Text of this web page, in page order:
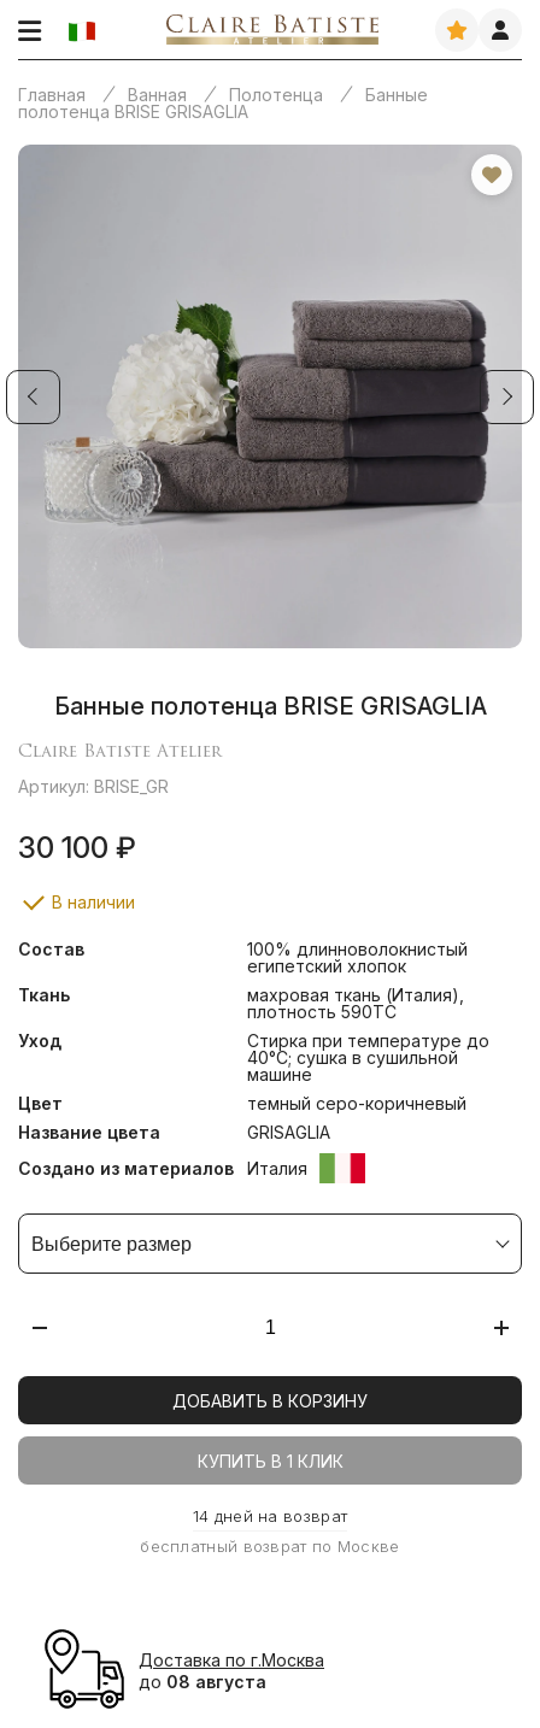
Главная Ванная Полотенца
Банные
полотенца BRISE GRISAGLIA
Банные полотенца BRISE GRISAGLIA
Claire Batiste Atelier
Артикул: BRISE_GR
30 100 ₽
В наличии
Состав
100% длинноволокнистый
египетский хлопок
Ткань
махровая ткань (Италия),
плотность 590ТС
Уход
Стирка при температуре до
40°С; сушка в сушильной
машине
Цвет
темный серо-коричневый
Название цвета
GRISAGLIA
Создано из материалов
Италия
Выберите размер
ДОБАВИТЬ В КОРЗИНУ
КУПИТЬ В 1 КЛИК
14 дней на возврат
бесплатный возврат по Москве
Доставка по г.Москва
до 08 августа